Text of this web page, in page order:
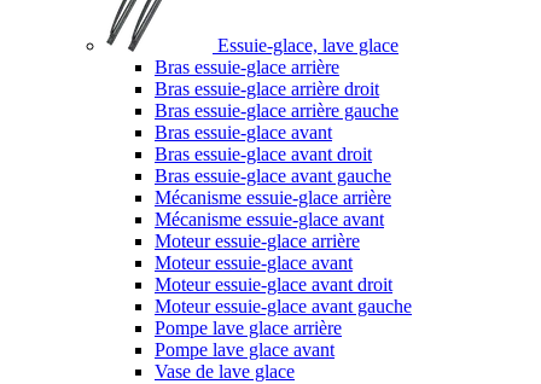
Essuie-glace, lave glace
Bras essuie-glace arrière
Bras essuie-glace arrière droit
Bras essuie-glace arrière gauche
Bras essuie-glace avant
Bras essuie-glace avant droit
Bras essuie-glace avant gauche
Mécanisme essuie-glace arrière
Mécanisme essuie-glace avant
Moteur essuie-glace arrière
Moteur essuie-glace avant
Moteur essuie-glace avant droit
Moteur essuie-glace avant gauche
Pompe lave glace arrière
Pompe lave glace avant
Vase de lave glace